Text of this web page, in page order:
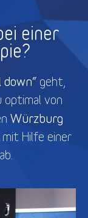
einer
down“ geht,
optimal von
Würzburg
Hilfe einer